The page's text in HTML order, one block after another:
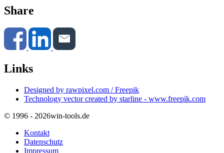
Share
Links
Designed by rawpixel.com / Freepik
Technology vector created by starline - www.freepik.com
© 1996 - 2026win-tools.de
Kontakt
Datenschutz
Impressum